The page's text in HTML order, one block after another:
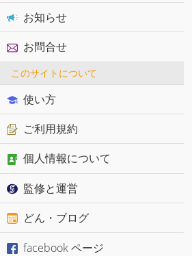
お知らせ
お問合せ
このサイトについて
使い方
ご利用規約
個人情報について
監修と運営
どん・ブログ
facebook ページ